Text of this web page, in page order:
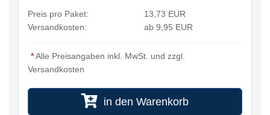
Preis pro Paket:
13,73 EUR
Versandkosten:
ab 9,95 EUR
*Alle Preisangaben inkl. MwSt. und zzgl.
Versandkosten
in den Warenkorb